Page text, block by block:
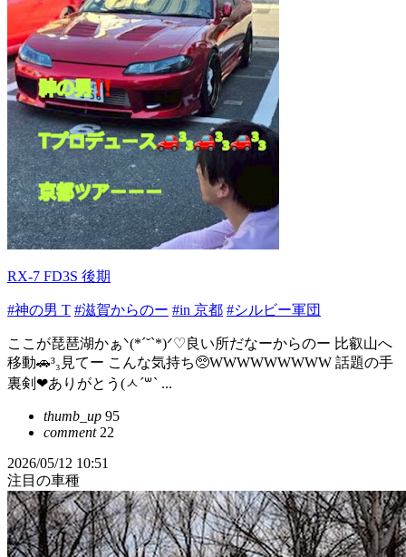
RX-7 FD3S 後期
#神の男 T #滋賀からのー #in 京都 #シルビー軍団
ここが琵琶湖かぁᐠ(*ˊ˘ˋ*)ᐟ♡良い所だなーからのー 比叡山へ
移動🚗³₃見てー こんな気持ち🥺WWWWWWWWW 話題の手
裏剣❤ありがとう(ㅅ´꒳` ...
thumb_up 95
comment22
2026/05/12 10:51
注目の車種